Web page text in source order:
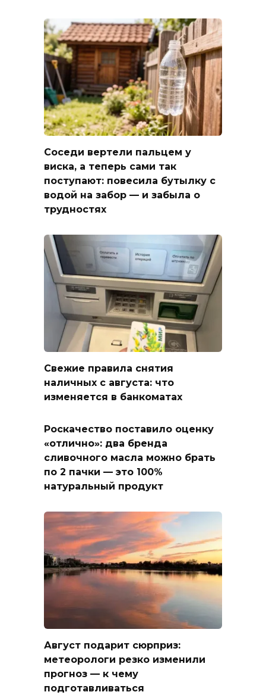
Соседи вертели пальцем у
виска, а теперь сами так
поступают: повесила бутылку с
водой на забор — и забыла о
трудностях
Свежие правила снятия
наличных с августа: что
изменяется в банкоматах
Роскачество поставило оценку
«отлично»: два бренда
сливочного масла можно брать
по 2 пачки — это 100%
натуральный продукт
Август подарит сюрприз:
метеорологи резко изменили
прогноз — к чему
подготавливаться